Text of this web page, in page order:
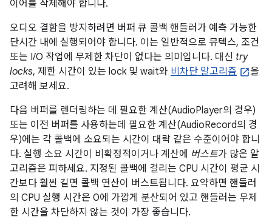
이어를 삭제해야 합니다.
오디오 결함을 방지하려면 버퍼 큐 콜백 핸들러가 예측 가능한
단시간 내에 실행되어야 합니다. 이는 일반적으로 뮤텍스, 조건
또는 I/O 작업에 무제한 차단이 없다는 의미입니다. 대신 try
locks, 제한 시간이 있는 lock 및 wait와 비차단 알고리즘
을
고려해 보세요.
다음 버퍼를 렌더링하는 데 필요한 계산(AudioPlayer의 경우)
또는 이전 버퍼를 사용하는데 필요한 계산(AudioRecord의 경
우)에는 각 콜백에 소요되는 시간이 대략 같은 수준이어야 합니
다. 실행 소요 시간이 비확정적이거나 계산에 버스트가 많은 알
고리즘은 피하세요. 지정된 콜백에 걸리는 CPU 시간이 평균 시
간보다 훨씬 길면 콜백 연산이 버스트됩니다. 요약하면 핸들러
의 CPU 실행 시간은 0에 가깝게 분산되어 있고 핸들러는 무제
한 시간을 차단하지 않는 것이 가장 좋습니다.